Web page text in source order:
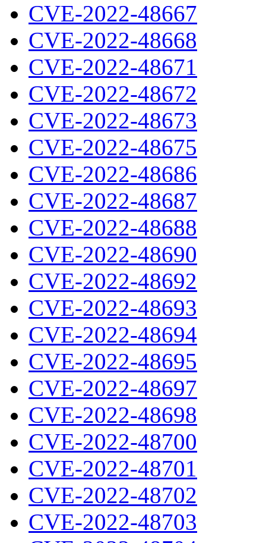
CVE-2022-48667
CVE-2022-48668
CVE-2022-48671
CVE-2022-48672
CVE-2022-48673
CVE-2022-48675
CVE-2022-48686
CVE-2022-48687
CVE-2022-48688
CVE-2022-48690
CVE-2022-48692
CVE-2022-48693
CVE-2022-48694
CVE-2022-48695
CVE-2022-48697
CVE-2022-48698
CVE-2022-48700
CVE-2022-48701
CVE-2022-48702
CVE-2022-48703